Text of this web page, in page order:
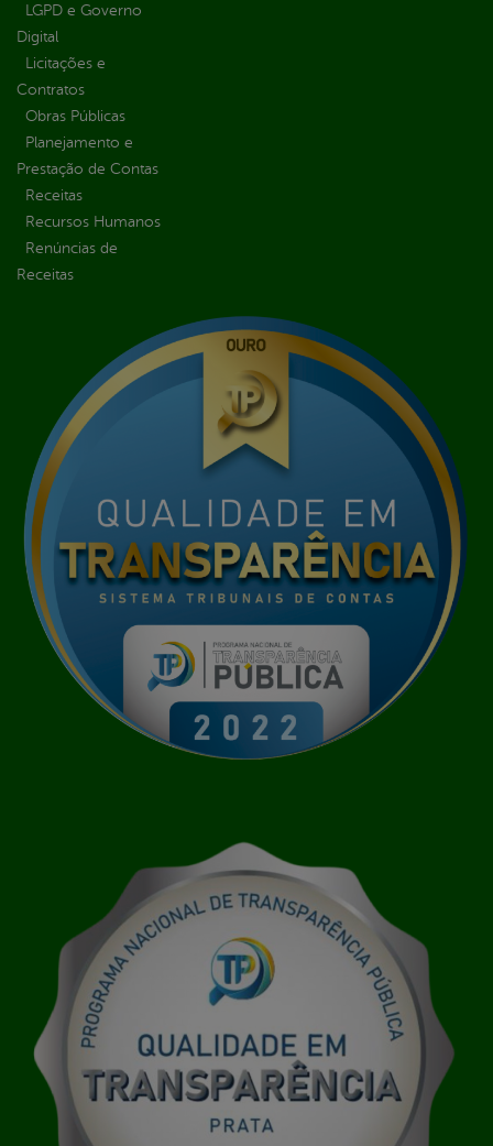
LGPD e Governo
Digital
Licitações e
Contratos
Obras Públicas
Planejamento e
Prestação de Contas
Receitas
Recursos Humanos
Renúncias de
Receitas